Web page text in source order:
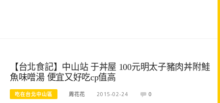
【台北食記】中山站 于丼屋 100元明太子豬肉丼附鮭
魚味噌湯 便宜又好吃cp值高
吃在台北中山區 周花花 2015-02-24 0